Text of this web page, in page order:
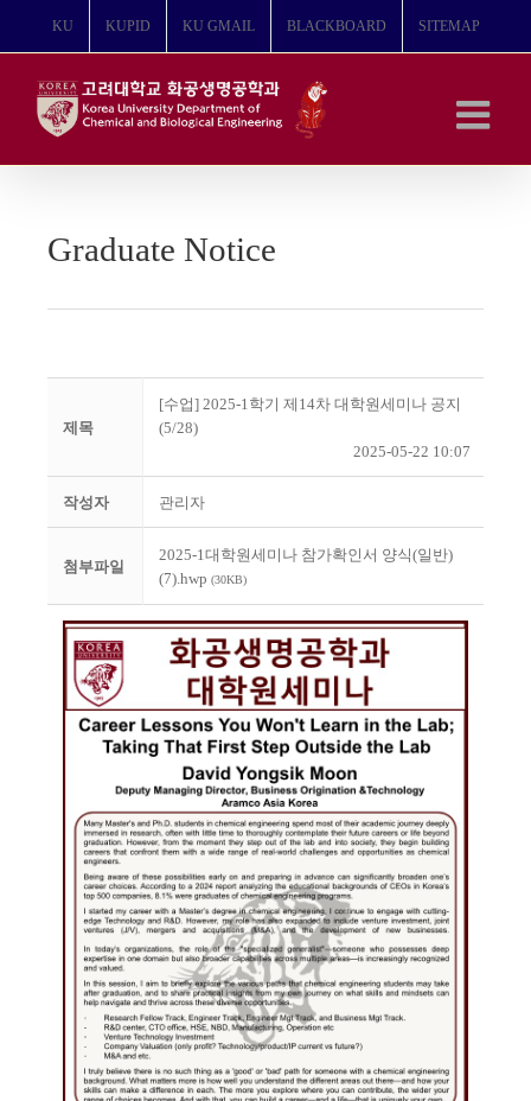
뛰
KU KUPID KU GMAIL BLACKBOARD SITEMAP
Graduate Notice
제목
[수업] 2025-1학기 제14차 대학원세미나 공지
(5/28)
2025-05-22 10:07
작성자 관리자
첨부파일
2025-1대학원세미나 참가확인서 양식(일반)
(7).hwp (30KB)